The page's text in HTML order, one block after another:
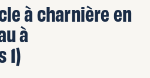
à charnière en
à
1)